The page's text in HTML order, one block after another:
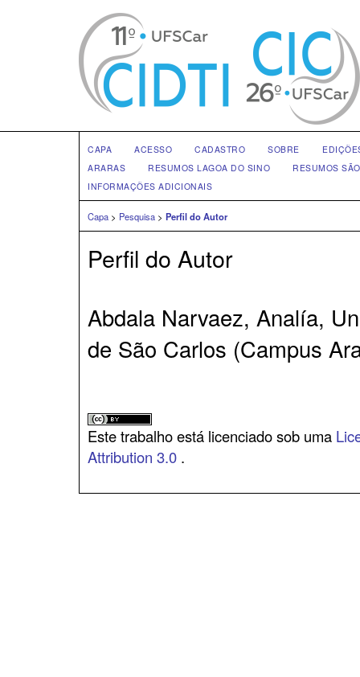
CAPA ACESSO CADASTRO SOBRE
ARARAS
RESUMOS LAGOA DO SINO
RESUMOS
INFORMAÇÕES ADICIONAIS
Capa > Pesquisa > Perfil do Autor
Perfil do Autor
Abdala Narvaez, Analía,
de São Carlos (Campus
Este trabalho está licenciado sob uma
Attribution 3.0 .